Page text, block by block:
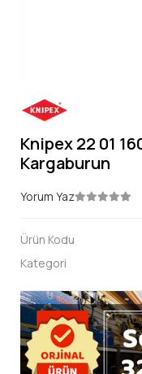
Knipex 22 01
Kargaburun
Yorum Yaz
Ürün Kodu
Kategori